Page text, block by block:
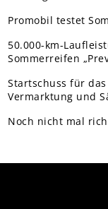
Promobil testet
50.000-km-
Sommerreifen
Startschuss für
Vermarktung und
Noch nicht mal